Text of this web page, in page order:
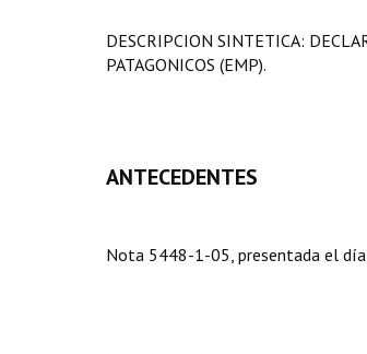
DESCRIPCION SINTETICA:
PATAGONICOS (EMP).
ANTECEDENTES
Nota 5448-1-05, presentada el día